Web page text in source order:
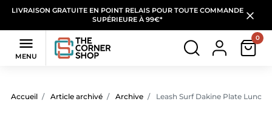
LIVRAISON GRATUITE EN POINT RELAIS POUR TOUTE COMMANDE
SUPÉRIEURE À 99€*

MENU
0
Accueil Article archivé Archive Leash Surf Dakine Plate Lunch